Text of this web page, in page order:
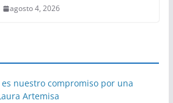
agosto 4, 2026
nuestro compromiso por una
Artemisa